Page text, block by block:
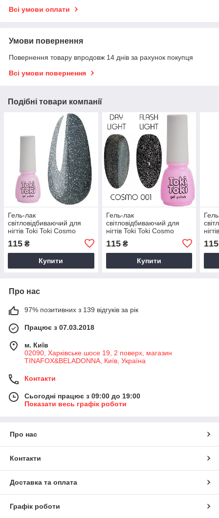
Всі умови оплати
Умови повернення
Повернення товару впродовж 14 днів за рахунок покупця
Всі умови повернення
Подібні товари компанії
Гель-лак
світловідбиваючий для
нігтів Toki Toki Cosmo
115 ₴
Купити
Гель-лак
світловідбиваючий для
нігтів Toki Toki Cosmo
115₴
Купити
115
Про нас
97% позитивних з 139 відгуків за рік
Працює з 07.03.2018
м. Київ
02090, Харківське шосе 19, 2 поверх, магазин
TINAFOX&BELADONNA, Київ, Україна
Контакти
Сьогодні працює з 09:00 до 19:00
Показати весь графік роботи
Про нас
Контакти
Доставка та оплата
Графік роботи